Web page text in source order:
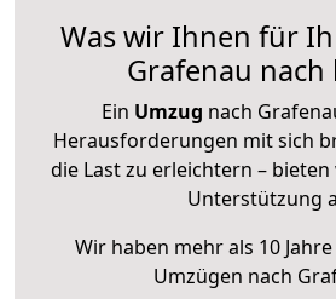
Was wir Ihnen für
Grafenau nach
Ein Umzug nach
Herausforderungen mit sich
die Last zu erleichtern –
Unterstützung
Wir haben mehr als 10
Umzügen nach